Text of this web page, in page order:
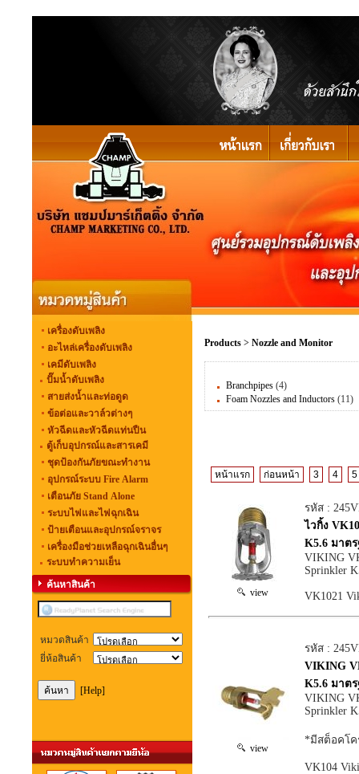
เครื่องดับเพลิง
อะไหล่เครื่องดับเพลิง
เคมีดับเพลิง
ปั๊มน้ำดับเพลิง
สายส่งน้ำและท่อดูด
ข้อต่อและวาล์วต่างๆ
หัวฉีดและหัวฉีดแท่นปืน
ตู้เก็บอุปกรณ์และสารเคมี
ชุดป้องกันภัยขณะทำงาน
อุปกรณ์ระบบ Fire Alarm
เตือนภัย Stand Alone
ระบบไฟและไฟฉุกเฉิน
ป้ายเตือนและอุปกรณ์จราจร
เครื่องมือช่วยเหลือฉุกเฉินอื่นๆ
ระบบทำความเย็น
ค้นหาสินค้า
หมวดสินค้า
ยี่ห้อสินค้า
[Help]
Products > Nozzle and Monitor
Branchpipes (4)
Foam Nozzles and Inductors (11)
หน้าแรก ก่อนหน้า 3 4 5
view
รหัส :
ไวกิ้ง
K5.6 มาต
VIKING
Sprinkler
VK1021
view
รหัส :
VIKING
K5.6 มาต
VIKING
Sprinkler
*มีสต็อคโค
VK104